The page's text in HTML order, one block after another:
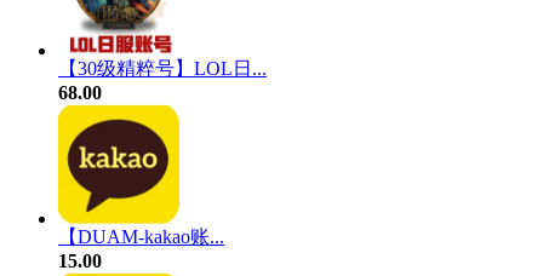
【30级精粹号】LOL日...
68.00
【DUAM-kakao账...
15.00